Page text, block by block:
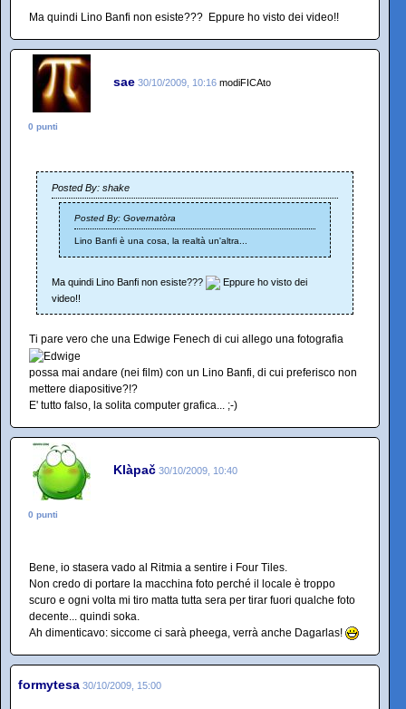
Ma quindi Lino Banfi non esiste??? Eppure ho visto dei video!!
sae 30/10/2009, 10:16 modiFICAto
0 punti
Posted By: shake
Posted By: Governatòra
Lino Banfi è una cosa, la realtà un'altra...
Ma quindi Lino Banfi non esiste???
Eppure ho visto dei
video!!
Ti pare vero che una Edwige Fenech di cui allego una fotografia
possa mai andare (nei film) con un Lino Banfi, di cui preferisco non
mettere diapositive?!?
E' tutto falso, la solita computer grafica... ;-)
Klàpač 30/10/2009, 10:40
0 punti
Bene, io stasera vado al Ritmia a sentire i Four Tiles.
Non credo di portare la macchina foto perché il locale è troppo
scuro e ogni volta mi tiro matta tutta sera per tirar fuori qualche foto
decente... quindi soka.
Ah dimenticavo: siccome ci sarà pheega, verrà anche Dagarlas!
formytesa 30/10/2009, 15:00